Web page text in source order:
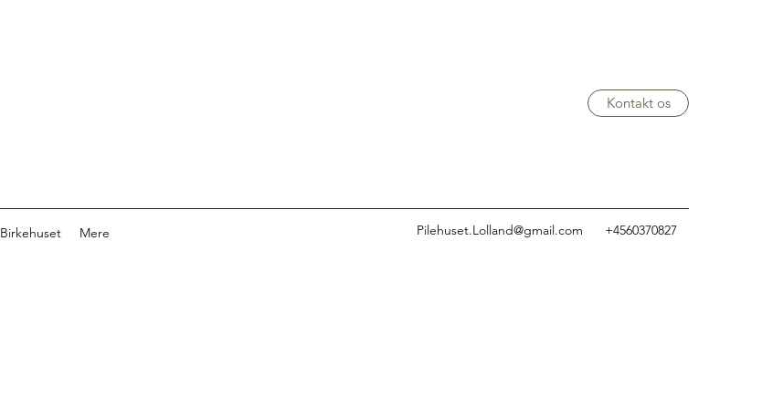
Kontakt os
Birkehuset Mere Pilehuset.Lolland@gmail.com +4560370827